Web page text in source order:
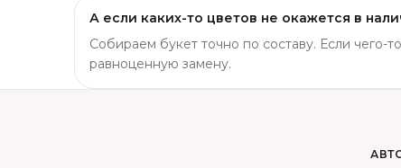
А если каких-то цветов не окажется в
Собираем букет точно по составу. Если чего-
равноценную замену.